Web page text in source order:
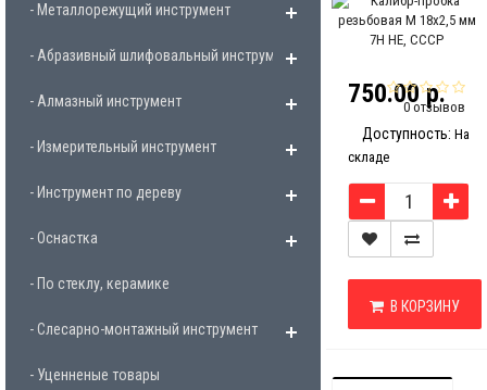
- Металлорежущий инструмент
- Абразивный шлифовальный инструмент
- Алмазный инструмент
- Измерительный инструмент
- Инструмент по дереву
- Оснастка
- По стеклу, керамике
- Слесарно-монтажный инструмент
- Уценненые товары
0 отзывов
750.00 р.
Доступность: На
складе
В КОРЗИНУ